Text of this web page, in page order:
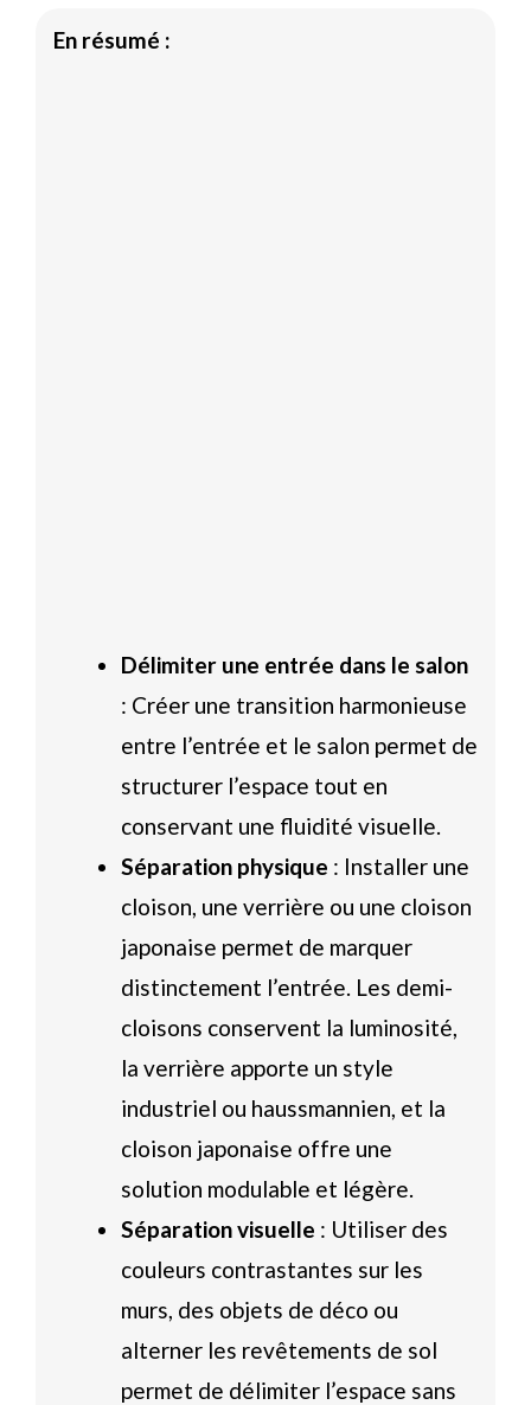
En résumé :
Délimiter une entrée dans le salon
: Créer une transition harmonieuse
entre l’entrée et le salon permet de
structurer l’espace tout en
conservant une fluidité visuelle.
Séparation physique : Installer une
cloison, une verrière ou une cloison
japonaise permet de marquer
distinctement l’entrée. Les demi-
cloisons conservent la luminosité,
la verrière apporte un style
industriel ou haussmannien, et la
cloison japonaise offre une
solution modulable et légère.
Séparation visuelle : Utiliser des
couleurs contrastantes sur les
murs, des objets de déco ou
alterner les revêtements de sol
permet de délimiter l’espace sans